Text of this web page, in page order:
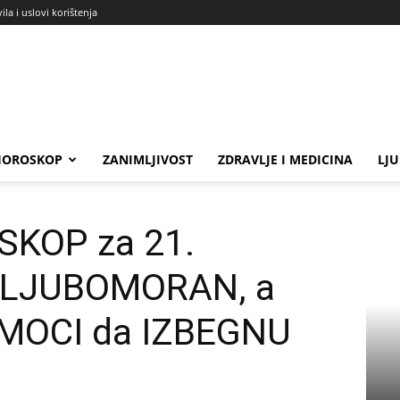
i uslovi korištenja
ZANIMLJIVOST ZDRAVLJE I MEDICINA
za 21.
a
da IZBEGNU